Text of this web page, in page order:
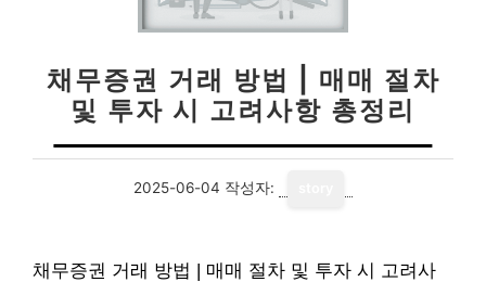
채무증권 거래 방법 | 매매 절차
및 투자 시 고려사항 총정리
2025-06-04 작성자:
채무증권 거래 방법 | 매매 절차 및 투자 시 고려사